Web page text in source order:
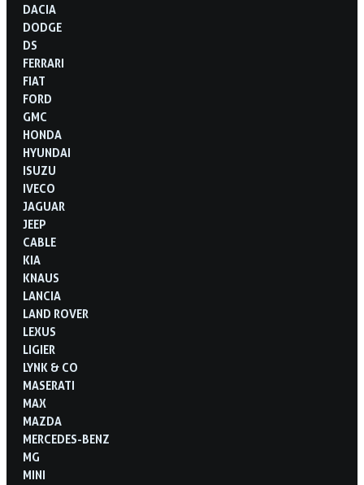
DACIA
DODGE
DS
FERRARI
FIAT
FORD
GMC
HONDA
HYUNDAI
ISUZU
IVECO
JAGUAR
JEEP
CABLE
KIA
KNAUS
LANCIA
LAND ROVER
LEXUS
LIGIER
LYNK & CO
MASERATI
MAX
MAZDA
MERCEDES-BENZ
MG
MINI